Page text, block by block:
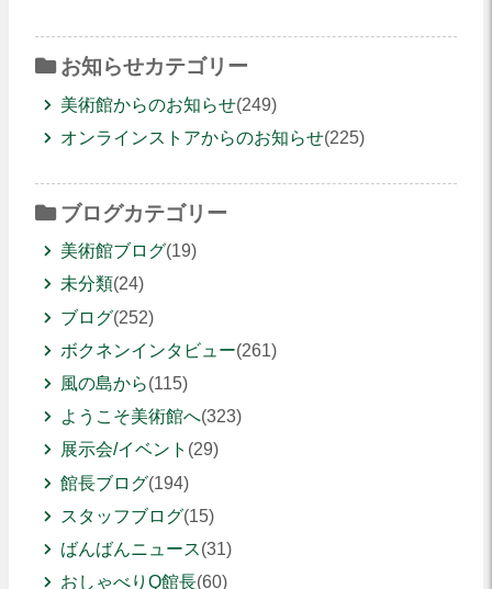
お知らせカテゴリー
美術館からのお知らせ(249)
オンラインストアからのお知らせ(225)
ブログカテゴリー
美術館ブログ(19)
未分類(24)
ブログ(252)
ボクネンインタビュー(261)
風の島から(115)
ようこそ美術館へ(323)
展示会/イベント (29)
館長ブログ(194)
スタッフブログ(15)
ばんばんニュース(31)
おしゃべりQ館長(60)